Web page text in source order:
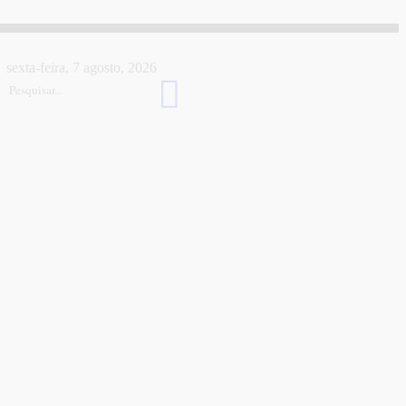
sexta-feira, 7 agosto, 2026